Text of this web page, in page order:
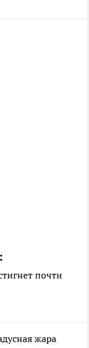
почти
жара